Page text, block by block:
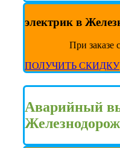
электрик в
При заказе
ПОЛУЧИТЬ СКИДКУ
Аварийный